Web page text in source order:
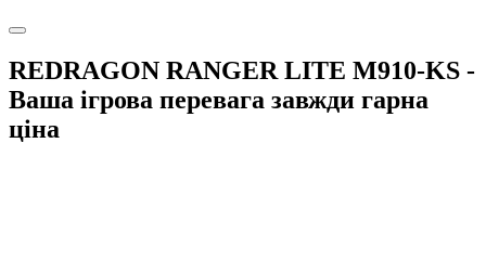
REDRAGON RANGER LITE M910-KS -
Ваша ігрова перевага завжди гарна
ціна